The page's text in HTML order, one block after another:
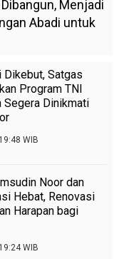
Menjadi
Abadi untuk
Satgas
Program TNI
Segera Dinikmati
WIB
Noor dan
Hebat, Renovasi
Harapan bagi
WIB